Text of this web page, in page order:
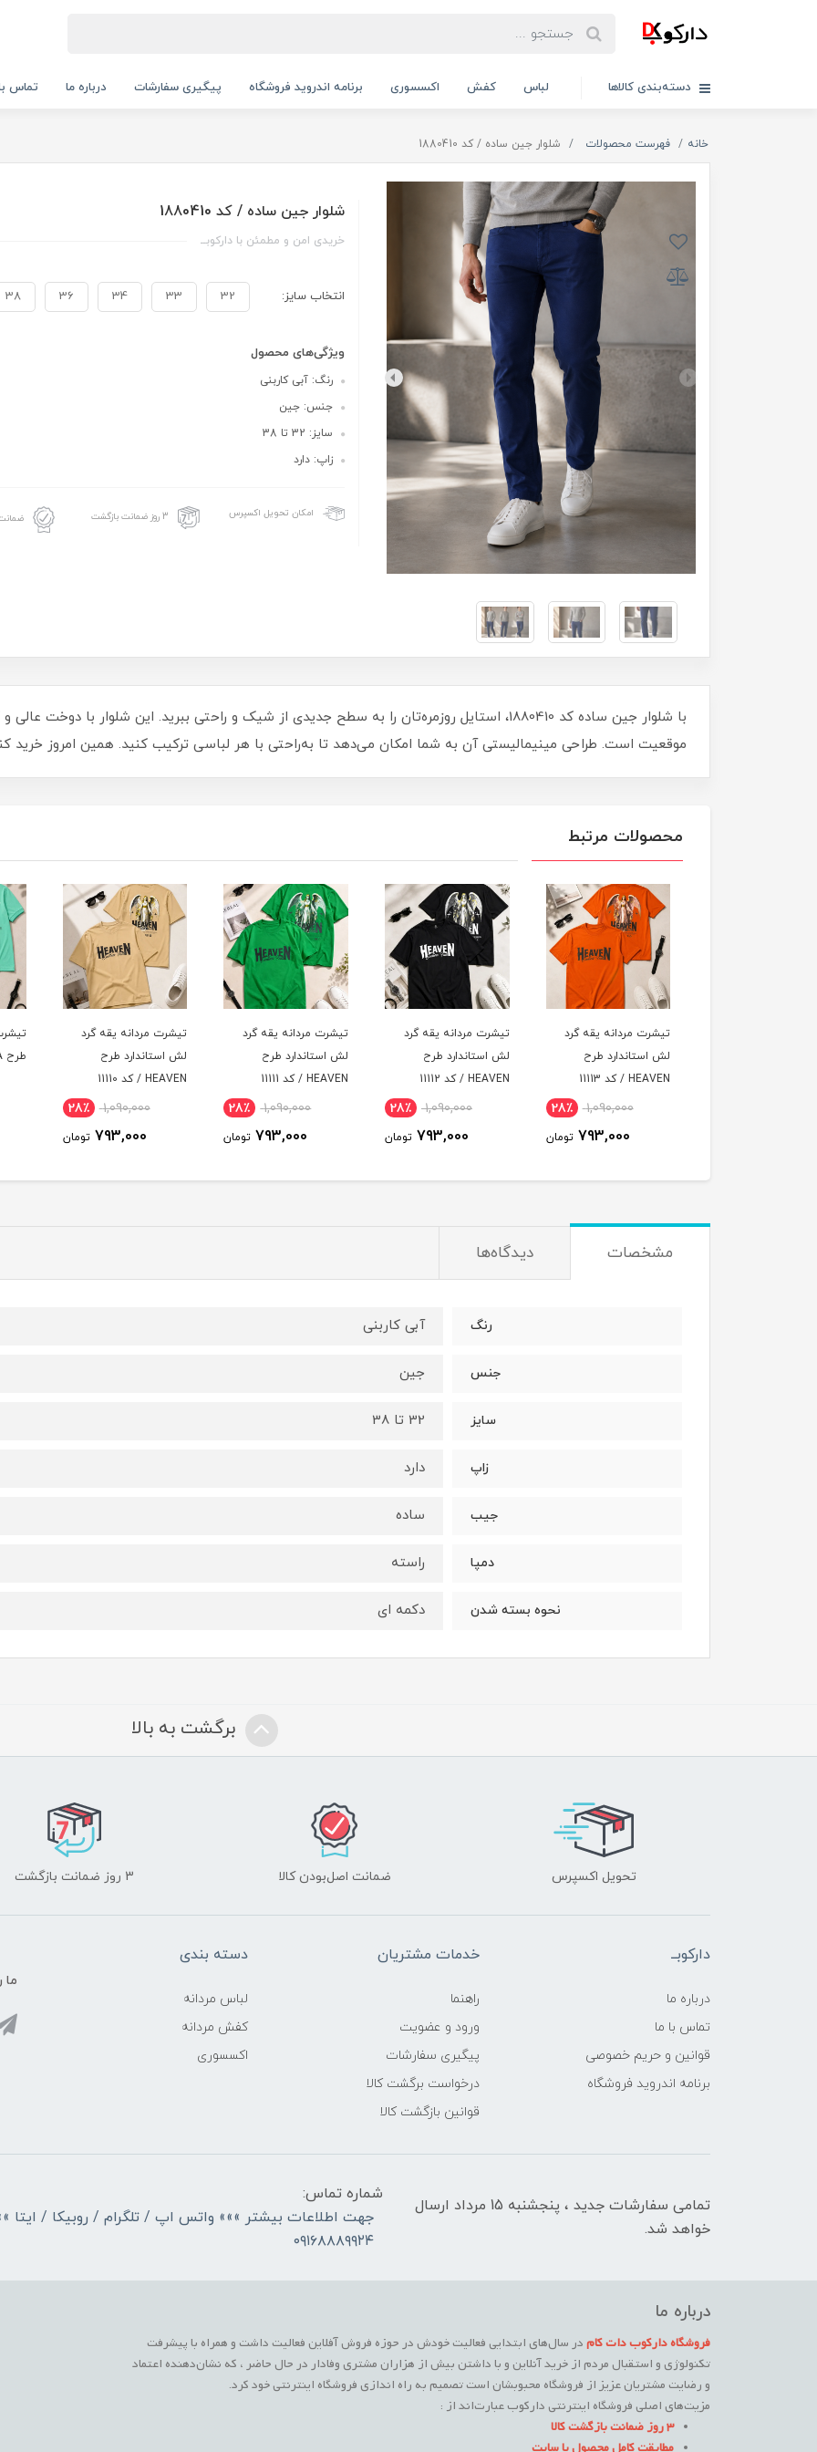
دسته‌بندی کالاها لباس کفش اکسسوری برنامه اندروید فروشگاه پیگیری سفارشات درباره ما تماس
خانه فهرست محصولات شلوار جین ساده / کد 1880410
شلوار جین ساده / کد 1880410
خریدی امن و مطمئن با دارکوبــ
انتخاب سایز: 32
33
34
36
38
ویژگی‌های محصول
رنگ: آبی کاربنی
جنس: جین
سایز: 32 تا 38
زاپ: دارد
امکان تحویل اکسپرس 3 روز ضمانت بازگشت
با شلوار جین ساده کد 1880410، استایل روزمره‌تان را به سطح جدیدی از شیک و راحتی ببرید. این شلوار با
موقعیت است. طراحی مینیمالیستی آن به شما امکان می‌دهد تا به‌راحتی با هر لباسی ترکیب کنید. همین امروز خرید
محصولات مرتبط
تیشرت مردانه یقه گرد
لش استاندارد طرح
HEAVEN / کد 11112
1,090,000 28٪
793,000 تومان
تیشرت مردانه یقه گرد
لش استاندارد طرح
HEAVEN / کد 11111
1,090,000 28٪
793,000 تومان
تیشرت مردانه یقه گرد
لش استاندارد طرح
HEAVEN / کد 11110
1,090,000 28٪
793,000 تومان
تیشرت مردانه یقه گرد
طرح HISTORIA / کد 11109
866,000 29٪
616,000 تومان
مشخصات دیدگاه‌ها
رنگ آبی کاربنی
جنس جین
سایز 32 تا 38
زاپ دارد
جیب ساده
دمپا راسته
نحوه بسته شدن دکمه ای
برگشت به بالا
تحویل اکسپرس ضمانت اصل‌بودن کالا 3 روز ضمانت بازگشت
دارکوبــ
درباره ما
تماس با ما
قوانین و حریم خصوصی
برنامه اندروید فروشگاه
خدمات مشتریان
راهنما
ورود و عضویت
پیگیری سفارشات
درخواست برگشت کالا
قوانین بازگشت کالا
دسته بندی
لباس مردانه
کفش مردانه
اکسسوری
ما
تمامی سفارشات جدید ، پنجشنبه 15 مرداد ارسال
خواهد شد.
شماره تماس:
جهت اطلاعات بیشتر »»» واتس اپ / تلگرام / روبیکا / ایتا
۰۹۱۶۸۸۸۹۹۲۴
درباره ما
فروشگاه دارکوب دات کامدر سال‌های ابتدایی فعالیت خودش در حوزه فروش آفلاین فعالیت داشت و همراه با پیشرفت
تکنولوژی و استقبال مردم از خرید آنلاین و با داشتن بیش از هزاران مشتری وفادار در حال حاضر ، که نشان‌دهنده اعتماد
و رضایت مشتریان عزیز از فروشگاه محبوبشان است تصمیم به راه اندازی فروشگاه اینترنتی خود کرد.
مزیت‌های اصلی فروشگاه اینترنتی دارکوب عبارت‌اند از :
3 روز ضمانت بازگشت کالا
مطابقت کامل محصول با سایت